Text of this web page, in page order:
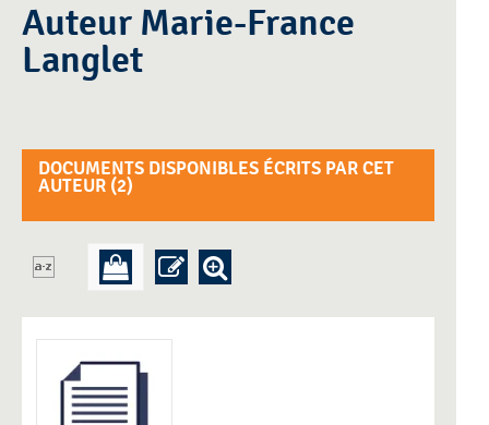
Auteur Marie-France
Langlet
DOCUMENTS DISPONIBLES ÉCRITS PAR CET
AUTEUR (2)